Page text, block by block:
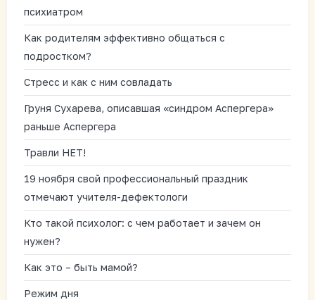
психиатром
Как родителям эффективно общаться с
подростком?
Стресс и как с ним совладать
Груня Сухарева, описавшая «синдром Аспергера»
раньше Аспергера
Травли НЕТ!
19 ноября свой профессиональный праздник
отмечают учителя-дефектологи
Кто такой психолог: с чем работает и зачем он
нужен?
Как это – быть мамой?
Режим дня